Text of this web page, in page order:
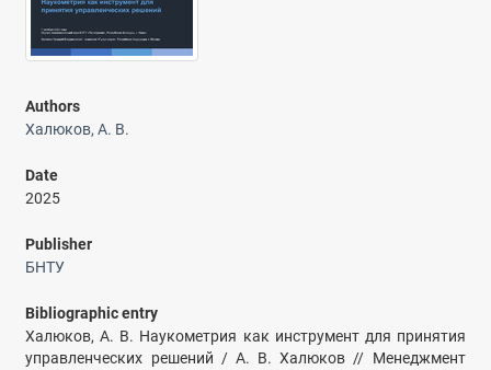
Authors
Халюков, А. В.
Date
2025
Publisher
БНТУ
Bibliographic entry
Халюков, А. В. Наукометрия как инструмент для принятия
управленческих решений / А. В. Халюков // Менеджмент